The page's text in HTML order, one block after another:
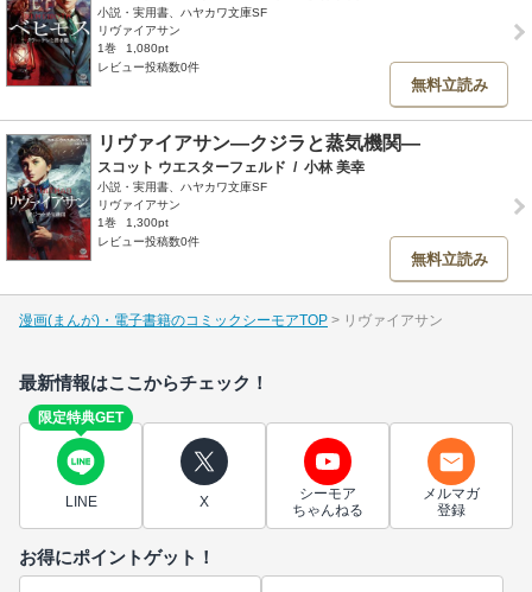
小説・実用書、ハヤカワ文庫SF
リヴァイアサン
1巻
1,080pt
レビュー投稿数0件
無料立読み
リヴァイアサン―クジラと蒸気機関―
スコット ウエスターフェルド / 小林 美幸
小説・実用書、ハヤカワ文庫SF
リヴァイアサン
1巻
1,300pt
レビュー投稿数0件
無料立読み
漫画(まんが)・電子書籍のコミックシーモアTOP リヴァイアサン
最新情報はここからチェック！
限定特典GET
LINE X
シーモア
ちゃんねる
メルマガ
登録
お得にポイントゲット！